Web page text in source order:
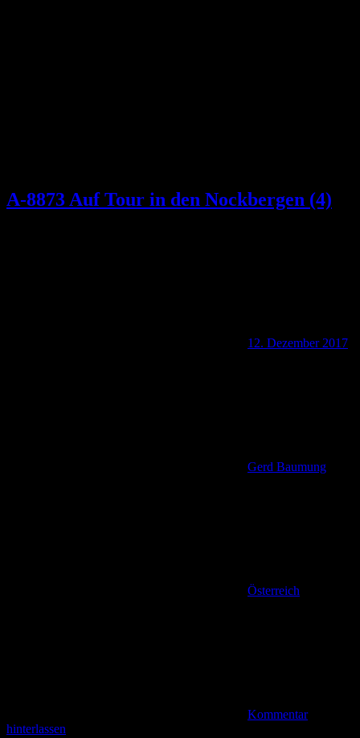
A-8873 Auf Tour in den Nockbergen (4)
12. Dezember 2017
Gerd Baumung
Österreich
Kommentar
hinterlassen